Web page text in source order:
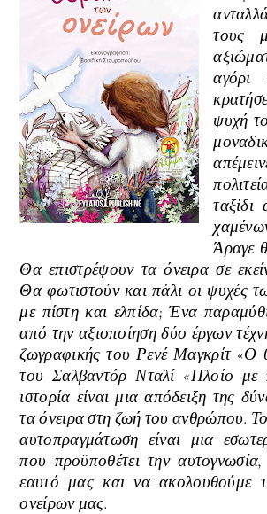
τους
αγόρι
ψυχή
ταξίδι
Άραγε
Θα επιστρέψουν τα όνειρα σε
Θα φωτιστούν και πάλι οι ψυχές
με πίστη και ελπίδα; Ένα
από την αξιοποίηση δύο έργων
ζωγραφικής του Ρενέ Μαγκρίτ «Ο
του Σαλβαντόρ Νταλί «Πλοίο με
ιστορία είναι μια απόδειξη της
τα όνειρα στη ζωή του ανθρώπου.
αυτοπραγμάτωση είναι μια
που προϋποθέτει την
εαυτό μας και να ακολουθούμε
ονείρων μας.